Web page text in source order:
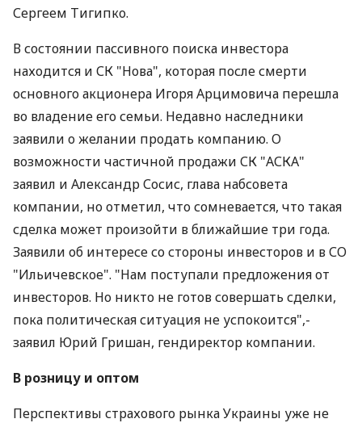
Сергеем Тигипко.
В состоянии пассивного поиска инвестора
находится и СК "Нова", которая после смерти
основного акционера Игоря Арцимовича перешла
во владение его семьи. Недавно наследники
заявили о желании продать компанию. О
возможности частичной продажи СК "АСКА"
заявил и Александр Сосис, глава набсовета
компании, но отметил, что сомневается, что такая
сделка может произойти в ближайшие три года.
Заявили об интересе со стороны инвесторов и в СО
"Ильичевское". "Нам поступали предложения от
инвесторов. Но никто не готов совершать сделки,
пока политическая ситуация не успокоится",-
заявил Юрий Гришан, гендиректор компании.
В розницу и оптом
Перспективы страхового рынка Украины уже не